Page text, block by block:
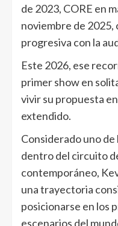
de 2023, CORE en
noviembre de 2025,
progresiva con la
Este 2026, ese
primer show en
vivir su propuesta
extendido.
Considerado uno de
dentro del circuito
contemporáneo,
una trayectoria
posicionarse en los
escenarios del